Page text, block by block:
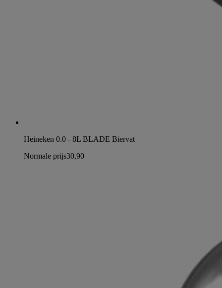
Heineken 0.0 - 8L BLADE Biervat
Normale prijs30,90